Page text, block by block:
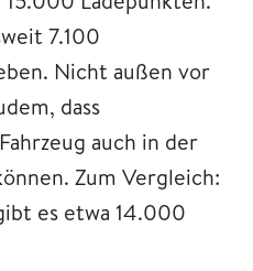
7.100
Nicht außen vor
dass
auch in der
Zum Vergleich:
es etwa 14.000